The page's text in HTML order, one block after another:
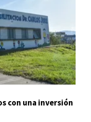
con una inversión